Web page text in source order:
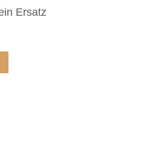
Ersatz